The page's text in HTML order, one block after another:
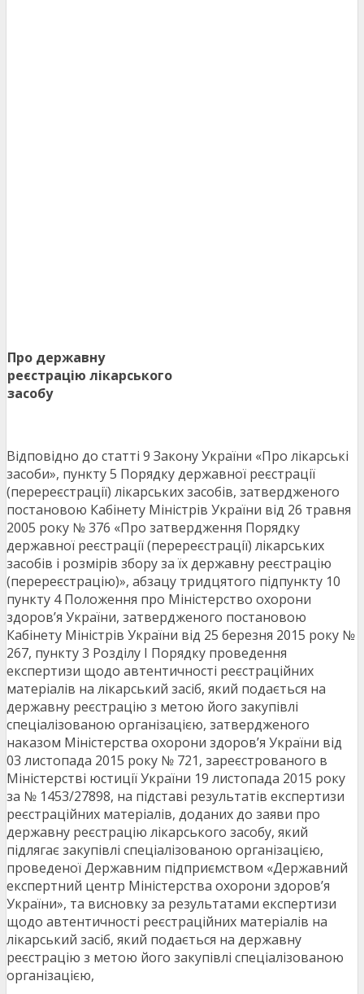
Про державну
реєстрацію лікарського
засобу
Відповідно до статті 9 Закону України «Про лікарські
засоби», пункту 5 Порядку державної реєстрації
(перереєстрації) лікарських засобів, затвердженого
постановою Кабінету Міністрів України від 26 травня
2005 року № 376 «Про затвердження Порядку
державної реєстрації (перереєстрації) лікарських
засобів і розмірів збору за їх державну реєстрацію
(перереєстрацію)», абзацу тридцятого підпункту 10
пункту 4 Положення про Міністерство охорони
здоров’я України, затвердженого постановою
Кабінету Міністрів України від 25 березня 2015 року №
267, пункту 3 Розділу І Порядку проведення
експертизи щодо автентичності реєстраційних
матеріалів на лікарський засіб, який подається на
державну реєстрацію з метою його закупівлі
спеціалізованою організацією, затвердженого
наказом Міністерства охорони здоров’я України від
03 листопада 2015 року № 721, зареєстрованого в
Міністерстві юстиції України 19 листопада 2015 року
за № 1453/27898, на підставі результатів експертизи
реєстраційних матеріалів, доданих до заяви про
державну реєстрацію лікарського засобу, який
підлягає закупівлі спеціалізованою організацією,
проведеної Державним підприємством «Державний
експертний центр Міністерства охорони здоров’я
України», та висновку за результатами експертизи
щодо автентичності реєстраційних матеріалів на
лікарський засіб, який подається на державну
реєстрацію з метою його закупівлі спеціалізованою
організацією,